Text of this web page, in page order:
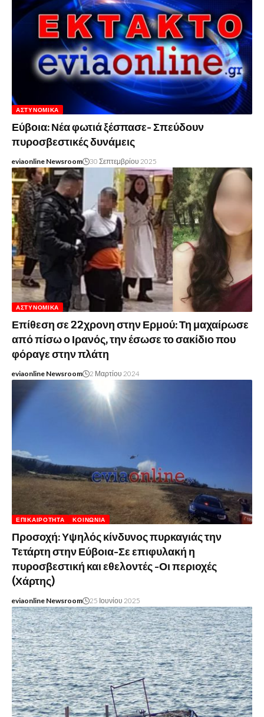
ΑΣΤΥΝΟΜΙΚΆ
Εύβοια: Νέα φωτιά ξέσπασε- Σπεύδουν
πυροσβεστικές δυνάμεις
eviaonline Newsroom 30 Σεπτεμβρίου 2025
ΑΣΤΥΝΟΜΙΚΆ
Επίθεση σε 22χρονη στην Ερμού: Τη μαχαίρωσε
από πίσω ο Ιρανός, την έσωσε το σακίδιο που
φόραγε στην πλάτη
eviaonline Newsroom 2 Μαρτίου 2024
ΕΠΙΚΑΙΡΌΤΗΤΑ ΚΟΙΝΩΝΊΑ
Προσοχή: Υψηλός κίνδυνος πυρκαγιάς την
Τετάρτη στην Εύβοια-Σε επιφυλακή η
πυροσβεστική και εθελοντές -Οι περιοχές
(Χάρτης)
eviaonline Newsroom 25 Ιουνίου 2025